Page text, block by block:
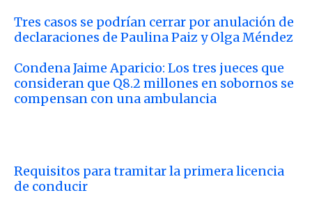
Tres casos se podrían cerrar por anulación de
declaraciones de Paulina Paiz y Olga Méndez
Condena Jaime Aparicio: Los tres jueces que
consideran que Q8.2 millones en sobornos se
compensan con una ambulancia
Requisitos para tramitar la primera licencia
de conducir